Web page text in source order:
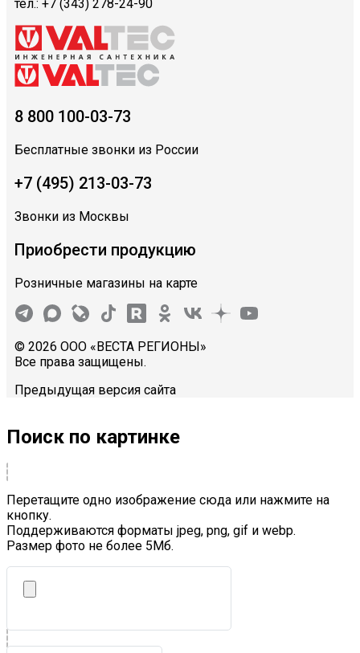
тел.: +7 (343) 278-24-90
8 800 100-03-73
Бесплатные звонки из России
+7 (495) 213-03-73
Звонки из Москвы
Приобрести продукцию
Розничные магазины на карте
© 2026 ООО «ВЕСТА РЕГИОНЫ»
Все права защищены.
Предыдущая версия сайта
Поиск по картинке
Перетащите одно изображение сюда или нажмите на
кнопку.
Поддерживаются форматы jpeg, png, gif и webp.
Размер фото не более 5Mб.